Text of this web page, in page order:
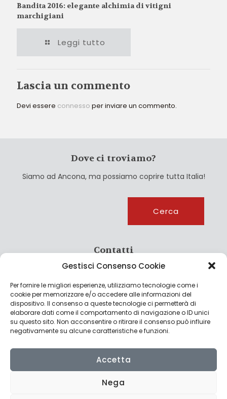
Gestisci Consenso Cookie
Per fornire le migliori esperienze, utilizziamo tecnologie come i
cookie per memorizzare e/o accedere alle informazioni del
dispositivo. Il consenso a queste tecnologie ci permetterà di
elaborare dati come il comportamento di navigazione o ID unici
su questo sito. Non acconsentire o ritirare il consenso può influire
negativamente su alcune caratteristiche e funzioni.
Accetta
Nega
Bandita 2016: elegante alchimia di vitigni
marchigiani
Leggi tutto
Lascia un commento
Devi essere connesso per inviare un commento.
Dove ci troviamo?
Siamo ad Ancona, ma possiamo coprire tutta Italia!
Cerca
Contatti
info@culturagroalimentare.com
Note legali
Privacy Policy